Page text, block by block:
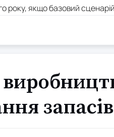
року, якщо базовий